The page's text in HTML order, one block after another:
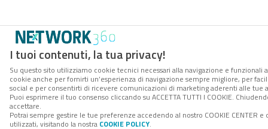
I tuoi contenuti, la tua privacy!
Su questo sito utilizziamo cookie tecnici necessari alla navigazione e funzionali
cookie anche per fornirti un’esperienza di navigazione sempre migliore, per
social e per consentirti di ricevere comunicazioni di marketing aderenti alle tue
Puoi esprimere il tuo consenso cliccando su ACCETTA TUTTI I COOKIE.
accettare.
Potrai sempre gestire le tue preferenze accedendo al nostro COOKIE CENTER
utilizzati, visitando la nostra COOKIE POLICY.